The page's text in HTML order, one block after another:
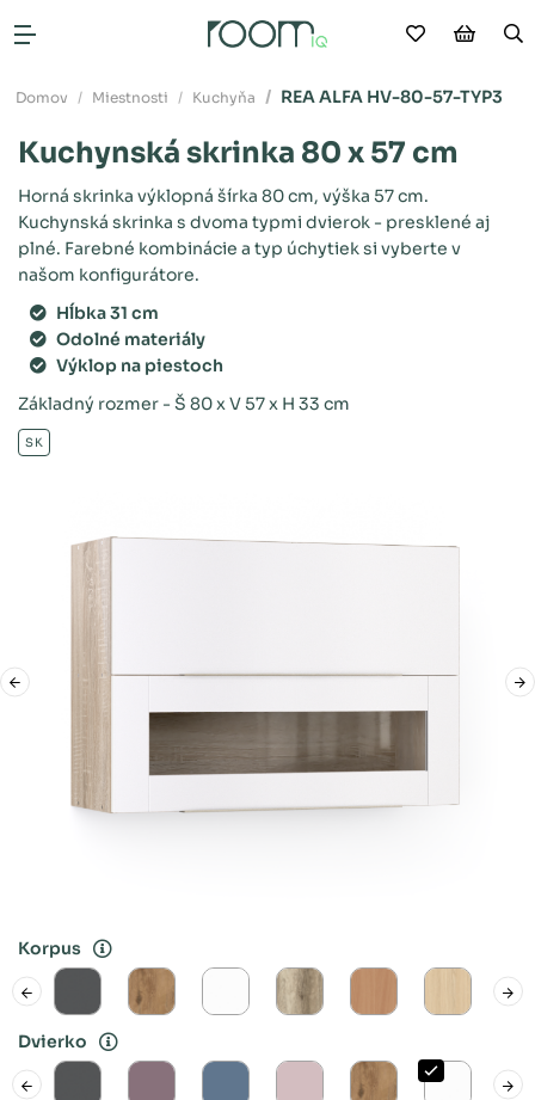
Otvoriť menu Moje
Domov Miestnosti Kuchyňa REA ALFA HV-80-57-TYP3
Kuchynská skrinka 80 x 57 cm
Horná skrinka výklopná šírka 80 cm, výška 57 cm.
Kuchynská skrinka s dvoma typmi dvierok - presklené aj
plné. Farebné kombinácie a typ úchytiek si vyberte v
našom konfigurátore.
Hĺbka 31 cm
Odolné materiály
Výklop na piestoch
Základný rozmer - Š 80 x V 57 x H 33 cm
SK
Korpus
Dvierko